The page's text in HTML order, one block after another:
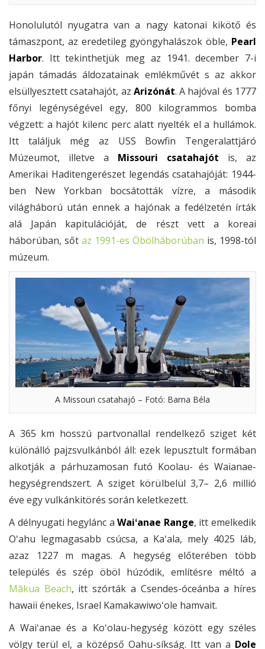
Honolulutól nyugatra van a nagy katonai kikötő és
támaszpont, az eredetileg gyöngyhalászok öble, Pearl
Harbor. Itt tekinthetjük meg az 1941. december 7-i
japán támadás áldozatainak emlékművét s az akkor
elsüllyesztett csatahajót, az Arizónát. A hajóval és 1777
főnyi legénységével egy, 800 kilogrammos bomba
végzett: a hajót kilenc perc alatt nyelték el a hullámok.
Itt találjuk még az USS Bowfin Tengeralattjáró
Múzeumot, illetve a Missouri csatahajót is, az
Amerikai Haditengerészet legendás csatahajóját: 1944-
ben New Yorkban bocsátották vízre, a második
világháború után ennek a hajónak a fedélzetén írták
alá Japán kapitulációját, de részt vett a koreai
háborúban, sőt az 1991-es Öbölháborúban is, 1998-tól
múzeum.
A Missouri csatahajó – Fotó: Barna Béla
A 365 km hosszú partvonallal rendelkező sziget két
különálló pajzsvulkánból áll: ezek lepusztult formában
alkotják a párhuzamosan futó Koolau- és Waianae-
hegységrendszert. A sziget körülbelül 3,7– 2,6 millió
éve egy vulkánkitörés során keletkezett.
A délnyugati hegylánc aWaiʻanae Range, itt emelkedik
Oʻahu legmagasabb csúcsa, a Kaʻala, mely 4025 láb,
azaz 1227 m magas. A hegység előterében több
település és szép öböl húzódik, említésre méltó a
Mākua Beach, itt szórták a Csendes-óceánba a híres
hawaii énekes, Israel Kamakawiwoʻole hamvait.
A Waiʻanae és a Koʻolau-hegység között egy széles
völgy terül el, a középső Oahu-síkság. Itt van a Dole